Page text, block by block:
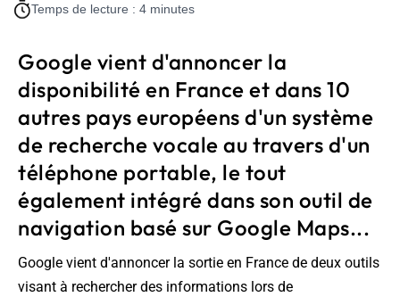
Temps de lecture : 4 minutes
Google vient d'annoncer la
disponibilité en France et dans 10
autres pays européens d'un système
de recherche vocale au travers d'un
téléphone portable, le tout
également intégré dans son outil de
navigation basé sur Google Maps...
Google vient d'annoncer la sortie en France de deux outils
visant à rechercher des informations lors de